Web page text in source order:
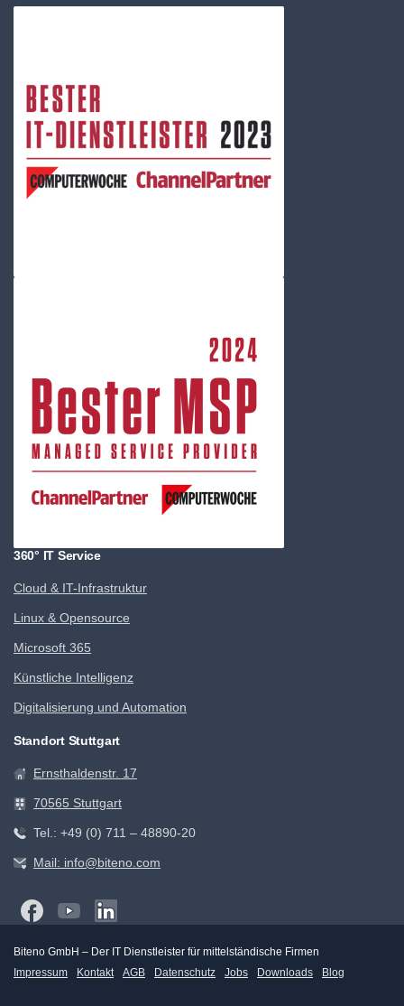
360° IT Service
Cloud & IT-Infrastruktur
Linux & Opensource
Microsoft 365
Künstliche Intelligenz
Digitalisierung und Automation
Standort Stuttgart
Ernsthaldenstr. 17
70565 Stuttgart
Tel.: +49 (0) 711 – 48890-20
Mail: info@biteno.com
Biteno GmbH – Der IT Dienstleister für mittelständische Firmen
Impressum
Kontakt AGB Datenschutz Jobs Downloads Blog